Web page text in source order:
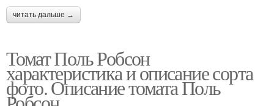
читать дальше →
Томат Поль Робсон
характеристика и описание сорта
фото. Описание томата Поль